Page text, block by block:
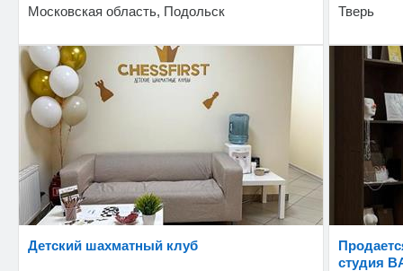
Московская область, Подольск
Тверь
Детский шахматный клуб
Продается прибыльная beauty & SPA-
студия